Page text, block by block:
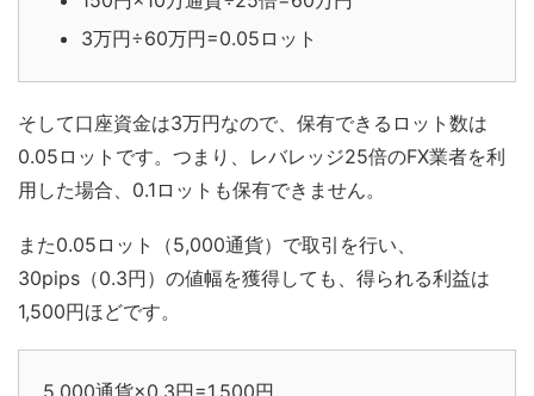
3万円÷60万円=0.05ロット
そして口座資金は3万円なので、保有できるロット数は
0.05ロットです。つまり、レバレッジ25倍のFX業者を利
用した場合、0.1ロットも保有できません。
また0.05ロット（5,000通貨）で取引を行い、
30pips（0.3円）の値幅を獲得しても、得られる利益は
1,500円ほどです。
5,000通貨×0.3円=1,500円